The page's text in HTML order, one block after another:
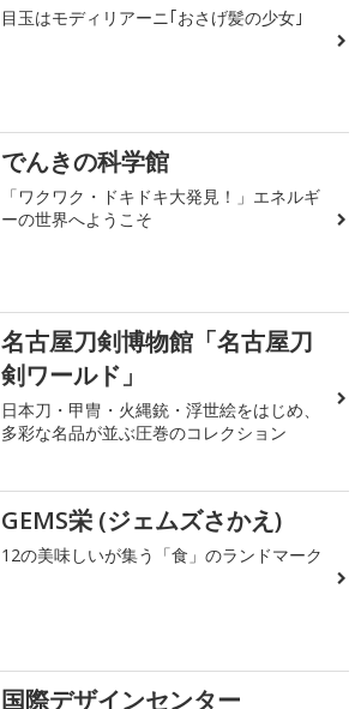
目玉はモディリアーニ｢おさげ髪の少女｣
でんきの科学館
「ワクワク・ドキドキ大発見！」エネルギ
ーの世界へようこそ
名古屋刀剣博物館「名古屋刀
剣ワールド」
日本刀・甲冑・火縄銃・浮世絵をはじめ、
多彩な名品が並ぶ圧巻のコレクション
GEMS栄 (ジェムズさかえ)
12の美味しいが集う「食」のランドマーク
国際デザインセンター